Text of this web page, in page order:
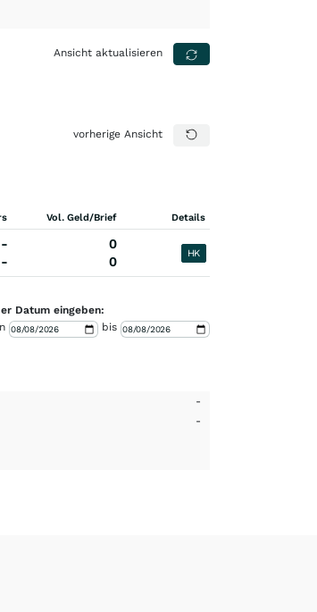
Ansicht aktualisieren
vorherige Ansicht
Vol. Geld/Brief Details
-
-
0
0
HK
Datum eingeben:
bis
-
-